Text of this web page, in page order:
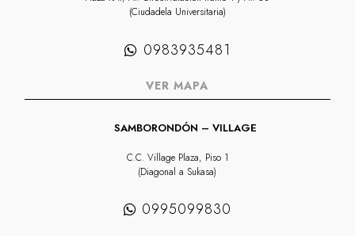
(Ciudadela Universitaria)
0983935481
VER MAPA
SAMBORONDÓN – VILLAGE
C.C. Village Plaza, Piso 1
(Diagonal a Sukasa)
0995099830